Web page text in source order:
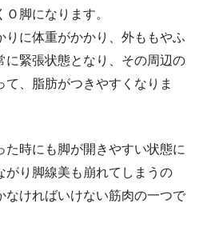
脚になります。
りに体重がかかり、外ももやふ
に緊張状態となり、その周辺の
、脂肪がつきやすくなりま
た時にも脚が開きやすい状態に
がり脚線美も崩れてしまうの
なければいけない筋肉の一つで